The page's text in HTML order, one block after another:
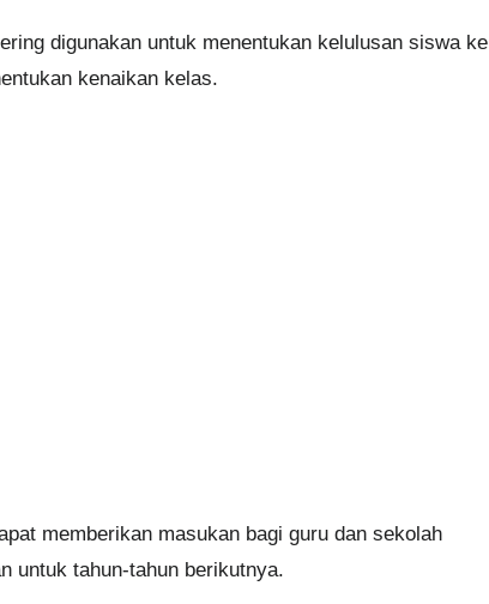
digunakan untuk menentukan kelulusan siswa ke
kenaikan kelas.
memberikan masukan bagi guru dan sekolah
untuk tahun-tahun berikutnya.